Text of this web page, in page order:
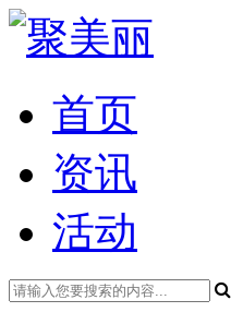
首页
资讯
活动